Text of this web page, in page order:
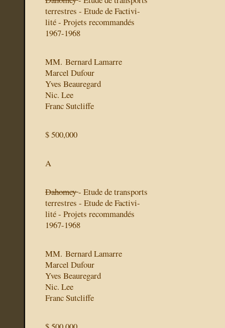
terrestres - Etude de Factivi-
lité - Projets recommandés
1967-1968
MM. Bernard Lamarre
Marcel Dufour
Yves Beauregard
Nic. Lee
Franc Sutcliffe
$ 500,000
A
Dahomey- Etude de transports
terrestres - Etude de Factivi-
lité - Projets recommandés
1967-1968
MM. Bernard Lamarre
Marcel Dufour
Yves Beauregard
Nic. Lee
Franc Sutcliffe